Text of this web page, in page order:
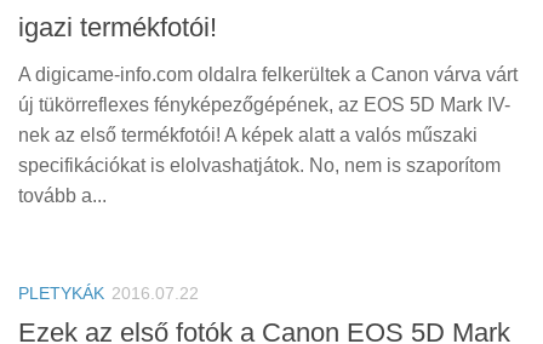
igazi termékfotói!
A digicame-info.com oldalra felkerültek a Canon várva várt
új tükörreflexes fényképezőgépének, az EOS 5D Mark IV-
nek az első termékfotói! A képek alatt a valós műszaki
specifikációkat is elolvashatjátok. No, nem is szaporítom
tovább a...
PLETYKÁK 2016.07.22
Ezek az első fotók a Canon EOS 5D Mark